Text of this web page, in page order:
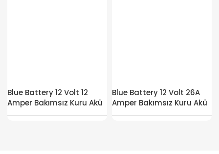
Blue Battery 12 Volt 12
Amper Bakımsız Kuru Akü
Blue Battery 12 Volt 26A
Amper Bakımsız Kuru Akü